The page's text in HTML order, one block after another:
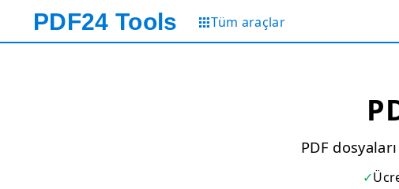
PDF24 Tools Tüm araçlar
PDF